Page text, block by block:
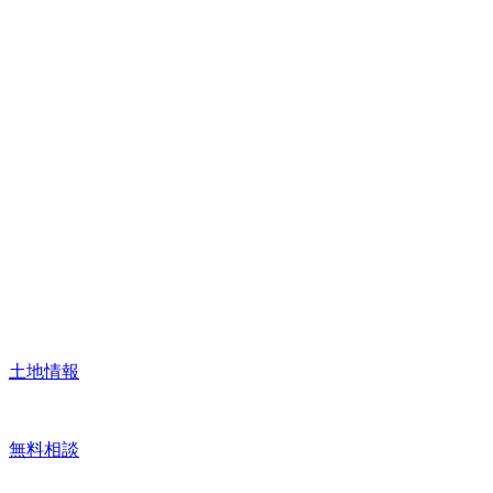
土地情報
無料相談